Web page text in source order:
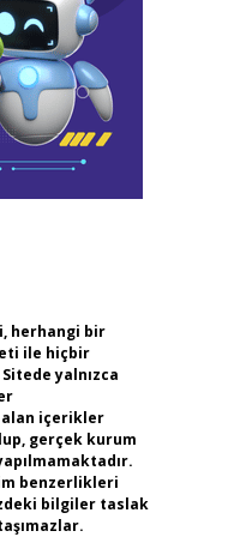
herhangi bir
ile hiçbir
yalnızca
alan içerikler
gerçek kurum
benzerlikleri
bilgiler taslak